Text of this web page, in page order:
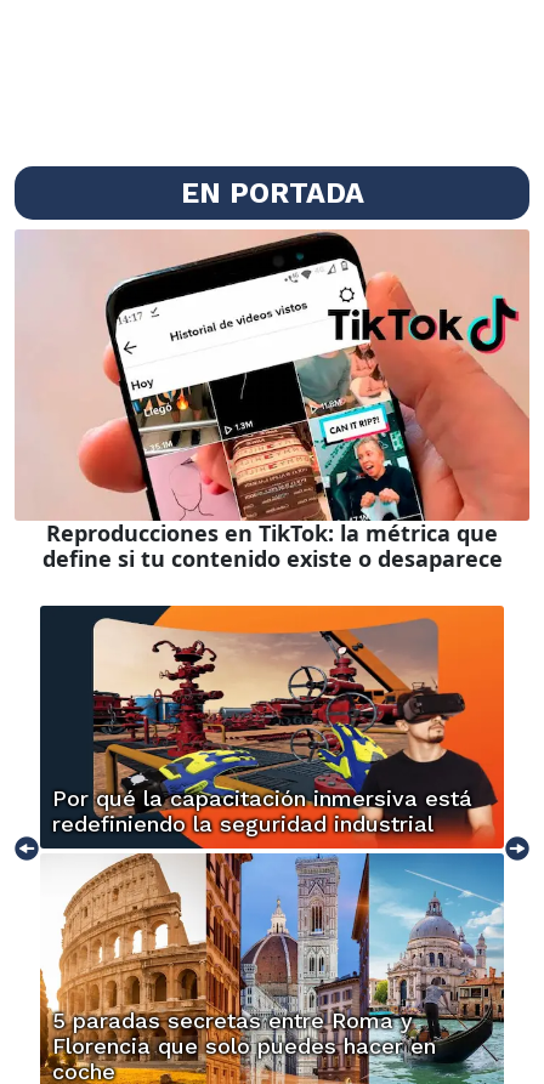
EN PORTADA
Reproducciones en TikTok: la métrica que
define si tu contenido existe o desaparece
Por qué la capacitación inmersiva está
redefiniendo la seguridad industrial
5 paradas secretas entre Roma y
Florencia que solo puedes hacer en
coche